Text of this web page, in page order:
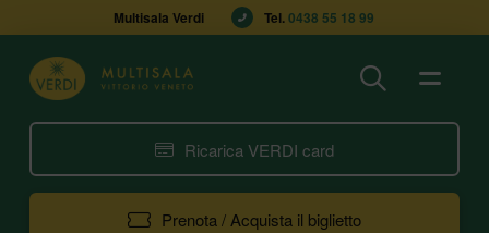
Multisala Verdi Tel. 0438 55 18 99
Ricarica VERDI card
Prenota / Acquista il biglietto